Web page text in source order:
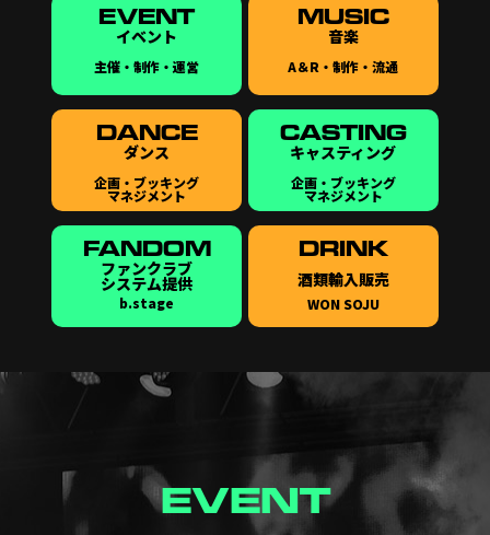
EVENT
イベント
主催・制作・運営
MUSIC
音楽
A＆R・制作・流通
DANCE
ダンス
企画・ブッキング
マネジメント
CASTING
キャスティング
企画・ブッキング
マネジメント
FANDOM
ファンクラブ
システム提供
b.stage
DRINK
酒類輸入販売
WON SOJU
EVENT